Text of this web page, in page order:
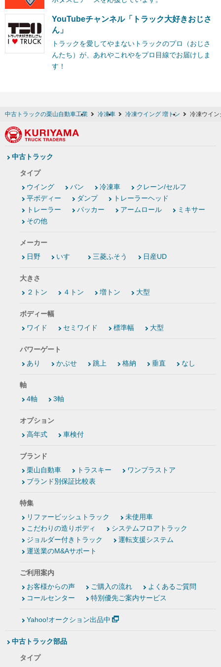
YouTubeチャンネル「トラック大好きおじさ
ん」
トラックを愛してやまないトラックのプロ（おじさ
んたち）が、あれやこれやをプロ目線でお届けしま
す！
中古トラックの栗山自動車工業 冷凍車 冷凍ウイング 増トン 冷凍ウイ
中古トラック
タイプ
ウイング
バン 冷凍車
クレーン/セルフ
平ボディー
ダンプ
トレーラーヘッド
トレーラー
パッカー アームロール
ミキサー
その他
メーカー
日野
いすゞ 三菱ふそう 日産UD
大きさ
２トン
４トン 増トン 大型
ボディー幅
ワイド
セミワイド 標準幅 大型
パワーゲート
あり
かぶせ 跳上 格納 垂直 なし
軸
4軸
3軸
オプション
高年式
車検付
ブランド
栗山自動車
トラスキー
ワンプラストア
ブランド別保証比較表
特集
リファービッシュトラック
未使用車
こだわりの造りボディ
システムフロアトラック
ジョルダー付きトラック
運転支援システム
運送業のM&Aサポート
ご利用案内
お客様からの声
ご購入の流れ
よくあるご質問
コールセンター
特別優先ご案内サービス
Yahoo!オークション出品中
中古トラック部品
タイプ